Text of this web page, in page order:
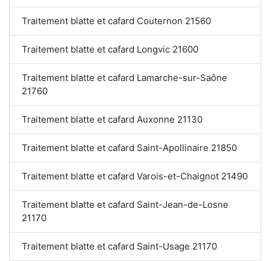
Traitement blatte et cafard Couternon 21560
Traitement blatte et cafard Longvic 21600
Traitement blatte et cafard Lamarche-sur-Saône
21760
Traitement blatte et cafard Auxonne 21130
Traitement blatte et cafard Saint-Apollinaire 21850
Traitement blatte et cafard Varois-et-Chaignot 21490
Traitement blatte et cafard Saint-Jean-de-Losne
21170
Traitement blatte et cafard Saint-Usage 21170